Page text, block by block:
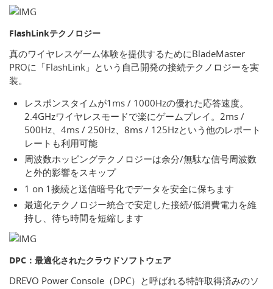
FlashLinkテクノロジー
真のワイヤレスゲーム体験を提供するためにBladeMaster
PROに「FlashLink」という自己開発の接続テクノロジーを実
装。
レスポンスタイムが1ms / 1000Hzの優れた応答速度。
2.4GHzワイヤレスモードで楽にゲームプレイ。2ms /
500Hz、4ms / 250Hz、8ms / 125Hzという他のレポート
レートも利用可能
周波数ホッピングテクノロジーは余分/無駄な信号周波数
と外的影響をスキップ
1 on 1接続と送信暗号化でデータを安全に保ちます
最適化テクノロジー統合で安定した接続/低消費電力を維
持し、待ち時間を短縮します
DPC：最適化されたクラウドソフトウェア
DREVO Power Console（DPC）と呼ばれる特許取得済みのソ